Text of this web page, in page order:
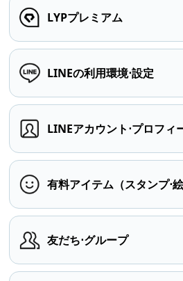
LYPプレミアム
LINEの利用環境⋅設定
LINEアカウント⋅プロフィ
有料アイテム（スタンプ⋅
友だち⋅グループ